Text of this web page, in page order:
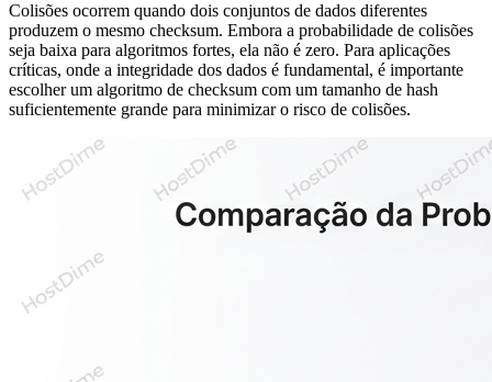
Colisões ocorrem quando dois conjuntos de dados diferentes
produzem o mesmo checksum. Embora a probabilidade de colisões
seja baixa para algoritmos fortes, ela não é zero. Para aplicações
críticas, onde a integridade dos dados é fundamental, é importante
escolher um algoritmo de checksum com um tamanho de hash
suficientemente grande para minimizar o risco de colisões.